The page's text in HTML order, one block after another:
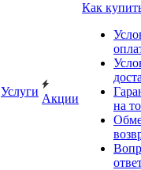
Услуги
Акции
Как
на